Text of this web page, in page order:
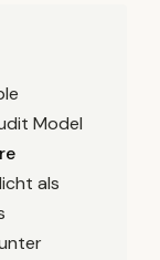
Model
als